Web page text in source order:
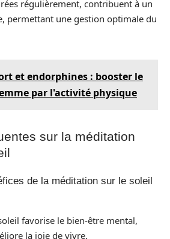
régulièrement, contribuent à un
permettant une gestion optimale du
et endorphines : booster le
par l'activité physique
sur la méditation
de la méditation sur le soleil
favorise le bien-être mental,
la joie de vivre.